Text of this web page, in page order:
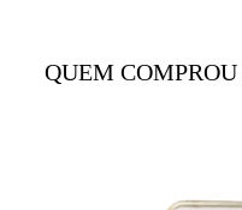
QUEM COMPROU